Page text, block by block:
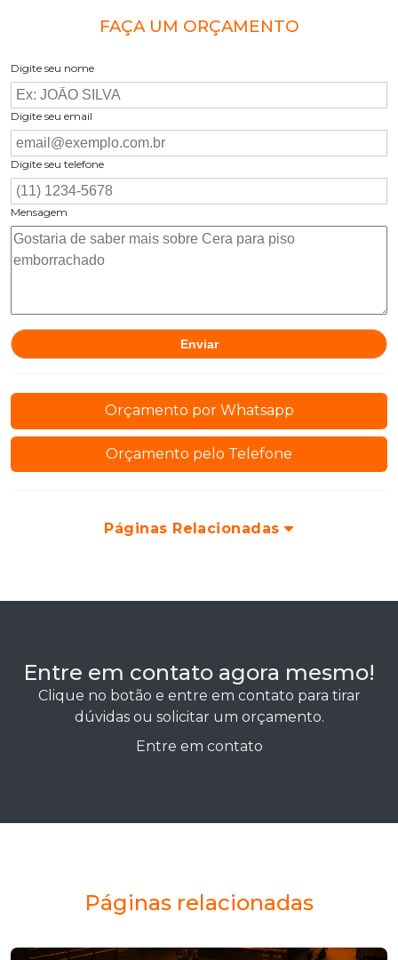
FAÇA UM ORÇAMENTO
Digite seu nome
Digite seu email
Digite seu telefone
Mensagem
Orçamento por Whatsapp
Orçamento pelo Telefone
Páginas Relacionadas
Entre em contato agora mesmo!
Clique no botão e entre em contato para tirar
dúvidas ou solicitar um orçamento.
Entre em contato
Páginas relacionadas